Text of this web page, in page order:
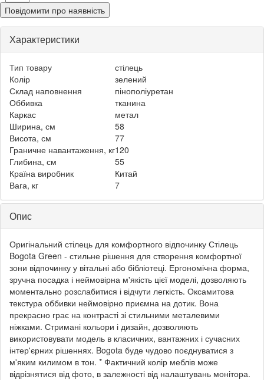
Повідомити про наявність
Характеристики
Тип товару
стілець
Колір
зелений
Склад наповнення
пінополіуретан
Оббивка
тканина
Каркас
метал
Ширина, см
58
Висота, см
77
Граничне навантаження, кг120
Глибина, см
55
Країна виробник
Китай
Вага, кг
7
Опис
Оригінальний стілець для комфортного відпочинку Стілець
Bogota Green - стильне рішення для створення комфортної
зони відпочинку у вітальні або бібліотеці. Ергономічна форма,
зручна посадка і неймовірна м'якість цієї моделі, дозволяють
моментально розслабитися і відчути легкість. Оксамитова
текстура оббивки неймовірно приємна на дотик. Вона
прекрасно грає на контрасті зі стильними металевими
ніжками. Стримані кольори і дизайн, дозволяють
використовувати модель в класичних, вантажних і сучасних
інтер'єрних рішеннях. Bogota буде чудово поєднуватися з
м'яким килимом в тон. * Фактичний колір меблів може
відрізнятися від фото, в залежності від налаштувань монітора.